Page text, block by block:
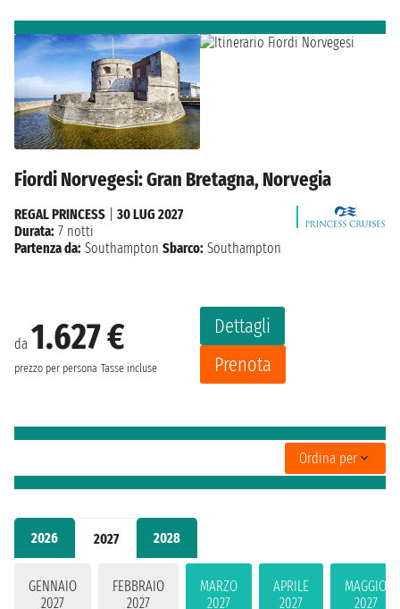
2026 2027 2028
GENNAIO
2027
FEBBRAIO
2027
MARZO
2027
APRILE
2027
MAGGIO
2027
Fiordi Norvegesi: Gran Bretagna, Norvegia
da 1.627 €
prezzo per persona Tasse incluse
Dettagli
Prenota
REGAL PRINCESS
30 LUG 2027
Durata: 7 notti
Partenza da: Southampton Sbarco: Southampton
Ordina per